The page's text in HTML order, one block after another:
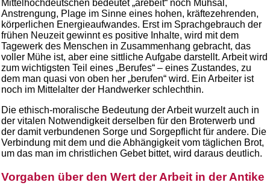
Mittelhochdeutschen bedeutet „arebeit“ noch Mühsal,
Anstrengung, Plage im Sinne eines hohen, kräftezehrenden,
körperlichen Energieaufwandes. Erst im Sprachgebrauch der
frühen Neuzeit gewinnt es positive Inhalte, wird mit dem
Tagewerk des Menschen in Zusammenhang gebracht, das
voller Mühe ist, aber eine sittliche Aufgabe darstellt. Arbeit wird
zum wichtigsten Teil eines „Berufes“ – eines Zustandes, zu
dem man quasi von oben her „berufen“ wird. Ein Arbeiter ist
noch im Mittelalter der Handwerker schlechthin.
Die ethisch-moralische Bedeutung der Arbeit wurzelt auch in
der vitalen Notwendigkeit derselben für den Broterwerb und
der damit verbundenen Sorge und Sorgepflicht für andere. Die
Verbindung mit dem und die Abhängigkeit vom täglichen Brot,
um das man im christlichen Gebet bittet, wird daraus deutlich.
Vorgaben über den Wert der Arbeit in der Antike